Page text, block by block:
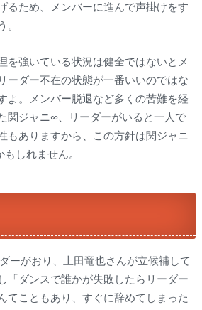
るため、メンバーに進んで声掛けをす
。
を強いている状況は健全ではないとメ
ーダー不在の状態が一番いいのではな
よ。メンバー脱退など多くの苦難を経
関ジャニ∞、リーダーがいると一人で
もありますから、この方針は関ジャニ
しれません。
ーがおり、上田竜也さんが立候補して
「ダンスで誰かが失敗したらリーダー
てこともあり、すぐに辞めてしまった